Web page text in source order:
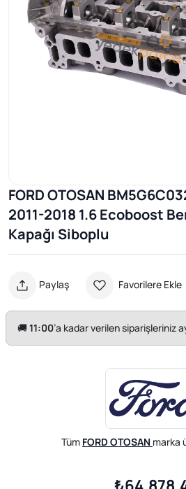
FORD OTOSAN
2011-2018 1.6 Ecoboost
Kapağı Siboplu
Paylaş Favorilere Ekle
🚚11:00’a kadar verilen siparişleriniz
Tüm FORD OTOSAN marka